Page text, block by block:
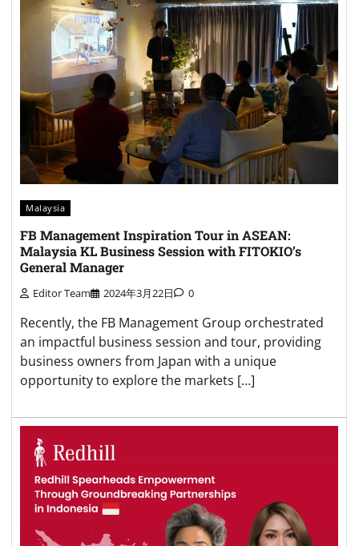
Malaysia
FB Management Inspiration Tour in ASEAN:
Malaysia KL Business Session with FITOKIO’s
General Manager
Editor Team 2024年3月22日 0
Recently, the FB Management Group orchestrated
an impactful business session and tour, providing
business owners from Japan with a unique
opportunity to explore the markets […]